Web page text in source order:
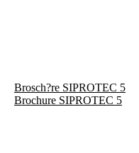
Brosch?re SIPROTEC 5
Brochure SIPROTEC 5